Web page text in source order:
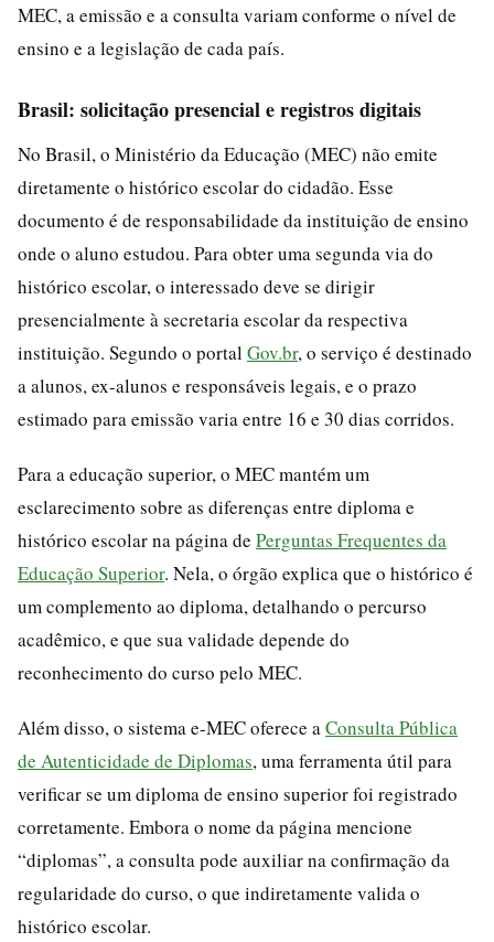
MEC, a emissão e a consulta variam conforme o nível de
ensino e a legislação de cada país.
Brasil: solicitação presencial e registros digitais
No Brasil, o Ministério da Educação (MEC) não emite
diretamente o histórico escolar do cidadão. Esse
documento é de responsabilidade da instituição de ensino
onde o aluno estudou. Para obter uma segunda via do
histórico escolar, o interessado deve se dirigir
presencialmente à secretaria escolar da respectiva
instituição. Segundo o portal Gov.br, o serviço é destinado
a alunos, ex-alunos e responsáveis legais, e o prazo
estimado para emissão varia entre 16 e 30 dias corridos.
Para a educação superior, o MEC mantém um
esclarecimento sobre as diferenças entre diploma e
histórico escolar na página de Perguntas Frequentes da
Educação Superior. Nela, o órgão explica que o histórico é
um complemento ao diploma, detalhando o percurso
acadêmico, e que sua validade depende do
reconhecimento do curso pelo MEC.
Além disso, o sistema e-MEC oferece a Consulta Pública
de Autenticidade de Diplomas, uma ferramenta útil para
verificar se um diploma de ensino superior foi registrado
corretamente. Embora o nome da página mencione
“diplomas”, a consulta pode auxiliar na confirmação da
regularidade do curso, o que indiretamente valida o
histórico escolar.